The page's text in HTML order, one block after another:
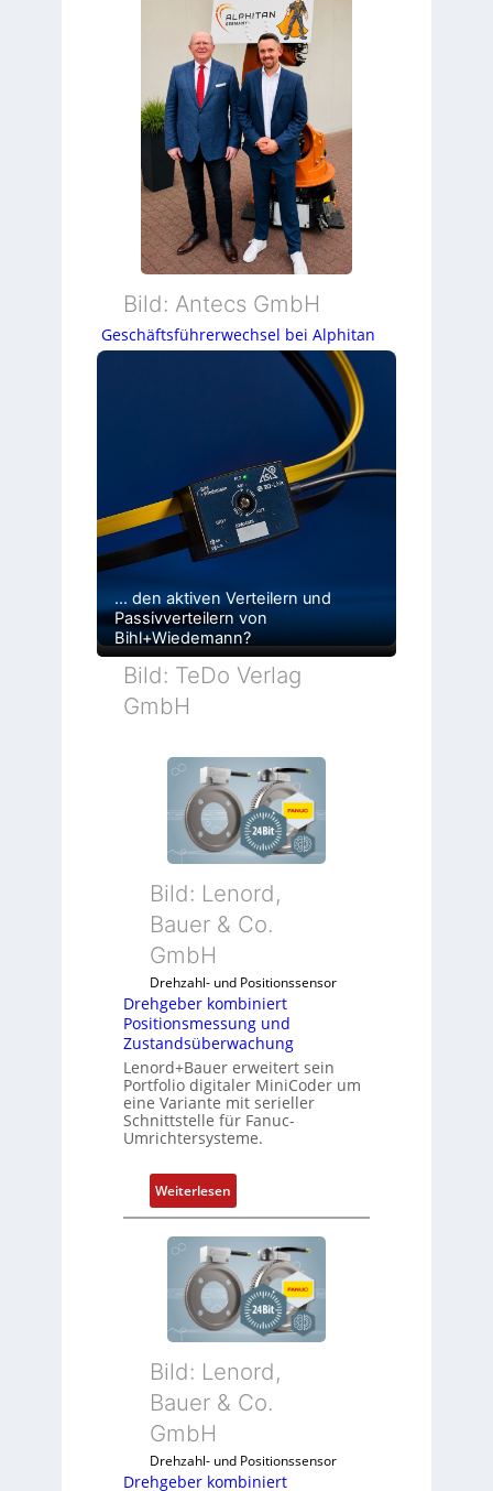
Bild: Antecs GmbH
Geschäftsführerwechsel bei Alphitan
… den aktiven Verteilern und
Passivverteilern von
Bihl+Wiedemann?
Bild: TeDo Verlag
GmbH
Bild: Lenord,
Bauer & Co.
GmbH
Drehzahl- und Positionssensor
Drehgeber kombiniert
Positionsmessung und
Zustandsüberwachung
Lenord+Bauer erweitert sein
Portfolio digitaler MiniCoder um
eine Variante mit serieller
Schnittstelle für Fanuc-
Umrichtersysteme.
Weiterlesen:
D
r
e
h
g
e
e
m
Bild: Lenord,
Bauer & Co.
GmbH
Drehzahl- und Positionssensor
Drehgeber kombiniert